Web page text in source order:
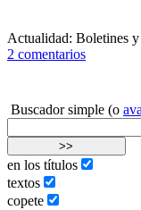
Actualidad: Boletines
2 comentarios
Buscador simple (o
en los títulos
textos
copete